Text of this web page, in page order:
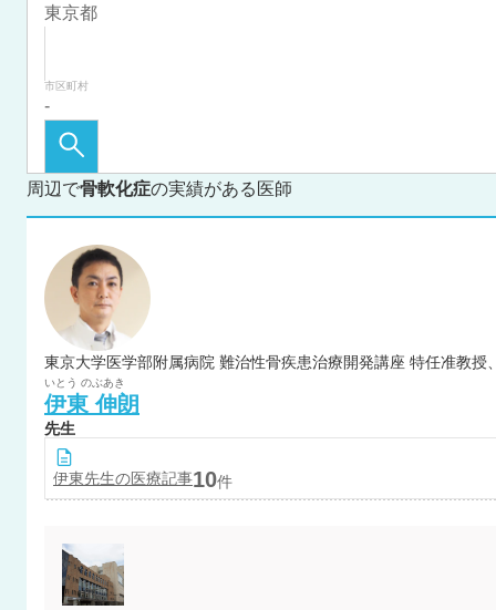
市区町村
周辺で骨軟化症の実績がある医師
東京大学医学部附属病院 難治性骨疾患治療開発講座 特任准教授
いとう のぶあき
伊東 伸朗
先生
伊東先生の医療記事10件